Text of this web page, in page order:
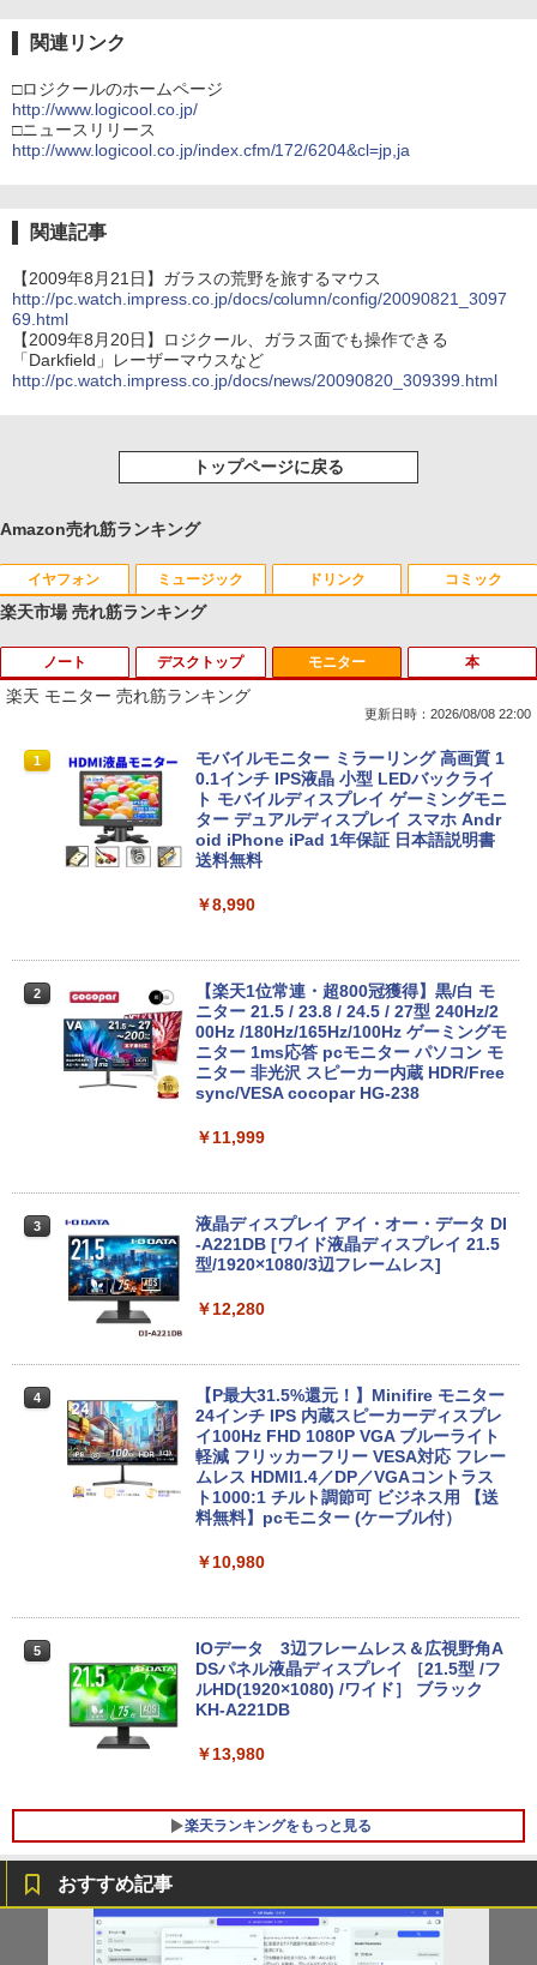
関連リンク
□ロジクールのホームページ
http://www.logicool.co.jp/
□ニュースリリース
http://www.logicool.co.jp/index.cfm/172/6204&cl=jp,ja
関連記事
【2009年8月21日】ガラスの荒野を旅するマウス
http://pc.watch.impress.co.jp/docs/column/config/20090821_3097
69.html
【2009年8月20日】ロジクール、ガラス面でも操作できる
「Darkfield」レーザーマウスなど
http://pc.watch.impress.co.jp/docs/news/20090820_309399.html
トップページに戻る
Amazon売れ筋ランキング
イヤフォン
Anker Soundcore P40i オフホワイト
￥7,990
Anker Soundcore P31i ブラック
￥5,990
ラック
￥14,990
レスイヤホン bluetooth イヤホン V12 小型
付き 防水 タッチ式音量調整 スポーツ/通勤/通
学/WEB会議(ホワイト)
リング ANC 36時間再生
￥3,480
ミュージック
BRUCE WAYNE feat. Flo Milli, ATL Jacob
[Explicit]
BRUCE WAYNE feat. Flo Milli, ATL Jacob
[Explicit]
￥250
BUGS LIFE
￥250
ドリンク
by Amazon 天然水 ラベルレス 500ml ×24本
富士山の天然水 バナジウム含有 水 ミネラル
ウォーター ペットボトル 静岡県産 500ミリリ
￥1,380
【Amazon.co.jp限定】 い・ろ・は・す 2L P
ET ラベルレス ×8本
￥1,112
by Amazon 天然水ラベルレス 2L×9本
￥1,117
by Amazon 炭酸水 ラベルレス 500ml ×24本
￥1,625
みきった日本の水 2L 8本 ラベルレス [ ケース
] [ 水 ] [ ペットボトル ] [ 箱買い ] [ ストック
￥998
コミック
薬屋のひとりごと 17巻 (デジタル版ビッグガ
ンガンコミックス)
異世界居酒屋「のぶ」(22) (角川コミックス・
エース)
クスDIGITAL)
￥594
コミックスDIGITAL)
スーパーの裏でヤニ吸うふたり 9巻 (デジタル
￥810
楽天市場 売れ筋ランキング
ノート
1
レビュー投稿 5年保証｜MS Office 2024
H&B 搭載｜中古 ノートパソコン Windo
ws11 Office付｜スペック Core i5 第7世
代 メモリ 8GB 大容量 HDD 500GB テン
キー DVDドライブ搭載 CD DVD 再生可
｜中古パソコン 中古ノートパソコン 中古
【★最大100%ポイント】【新生活応援・
2026】【Office2019H&B】【DVD×テン
キー】富士通 LIFEBOOK A577/第7世代
Core i5/メモリ:4GB/8GB/16GB/SSD:12
8GB/256GB/512GB/1TB/Wi-fi/15.6型/Of
ソコン/Windows11/Windows10
【★最大100%ポイント】【第4世代 Cor
8GB/16GB/SSD:256GB/512GB/1TB/15.
PC/Windows11
￥24,999
【週末限定999円OFF！】 中古ノートパ
ソコン 中古パソコン 中古 Office付き バ
画面 ビジネス 仕事 訳あり Windows11
ソコン
￥30,999
【★最大100%ポイント】Lenovo Think
B/1TB/15.6型/Webカメラ/WIFI/無線LA
N/Bluetooth/HDMI/USB Type-C/中古 パ
￥31,800
デスクトップ モニター
楽天 モニター 売れ筋ランキング
更新日時：2026/08/08 22:00
1
モバイルモニター ミラーリング 高画質 1
0.1インチ IPS液晶 小型 LEDバックライ
ト モバイルディスプレイ ゲーミングモニ
ター デュアルディスプレイ スマホ Andr
oid iPhone iPad 1年保証 日本語説明書
送料無料
￥8,990
2
【楽天1位常連・超800冠獲得】黒/白 モ
ニター 21.5 / 23.8 / 24.5 / 27型 240Hz/2
00Hz /180Hz/165Hz/100Hz ゲーミングモ
ニター 1ms応答 pcモニター パソコン モ
ニター 非光沢 スピーカー内蔵 HDR/Free
sync/VESA cocopar HG-238
￥11,999
3
液晶ディスプレイ アイ・オー・データ DI
-A221DB [ワイド液晶ディスプレイ 21.5
型/1920×1080/3辺フレームレス]
￥12,280
4
【P最大31.5%還元！】Minifire モニター
24インチ IPS 内蔵スピーカーディスプレ
イ100Hz FHD 1080P VGA ブルーライト
軽減 フリッカーフリー VESA対応 フレー
ムレス HDMI1.4／DP／VGAコントラス
ト1000:1 チルト調節可 ビジネス用 【送
料無料】pcモニター (ケーブル付）
￥10,980
5
IOデータ 3辺フレームレス＆広視野角A
DSパネル液晶ディスプレイ ［21.5型 /フ
ルHD(1920×1080) /ワイド］ ブラック
KH-A221DB
￥13,980
楽天ランキングをもっと見る
本
2026年8月発売 予約 mini ミニ 2026年9
月号 ミルク M!LK MILK
おすすめ記事